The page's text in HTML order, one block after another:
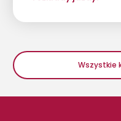
Wszystkie